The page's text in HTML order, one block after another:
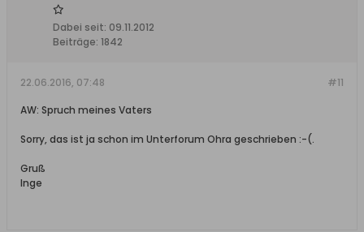
Dabei seit: 09.11.2012
Beiträge: 1842
#11
22.06.2016, 07:48
AW: Spruch meines Vaters
Sorry, das ist ja schon im Unterforum Ohra geschrieben :-(.
Gruß
Inge